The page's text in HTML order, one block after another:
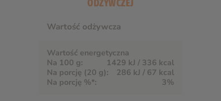
ODŻYWCZEJ
Wartość odżywcza
Wartość energetyczna
1429 kJ / 336 kcal
286 kJ / 67 kcal
3%